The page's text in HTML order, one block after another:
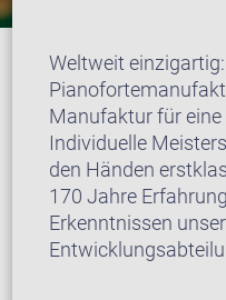
Weltweit
Manufaktur für
Individuelle
den Händen
170 Jahre
Erkenntnissen